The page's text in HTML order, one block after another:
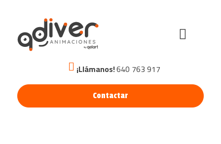
¡Llámanos!640 763 917
Contactar